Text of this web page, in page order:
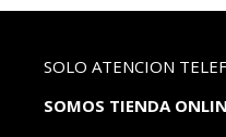
SOLO ATENCION
SOMOS TIENDA